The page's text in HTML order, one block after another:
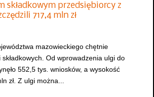
składkowym przedsiębiorcy z
717,4 mln zł
mazowieckiego chętnie
Od wprowadzenia ulgi do
552,5 tys. wniosków, a wysokość
zł. Z ulgi można...